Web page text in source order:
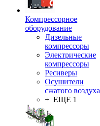
Компрессорное
оборудование
Дизельные
компрессоры
Электрические
компрессоры
Ресиверы
Осушители
сжатого воздуха
+ ЕЩЕ 1